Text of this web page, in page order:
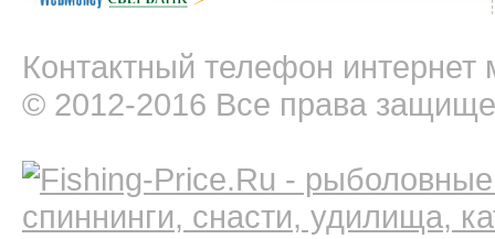
Контактный телефон интернет
© 2012-2016 Все права